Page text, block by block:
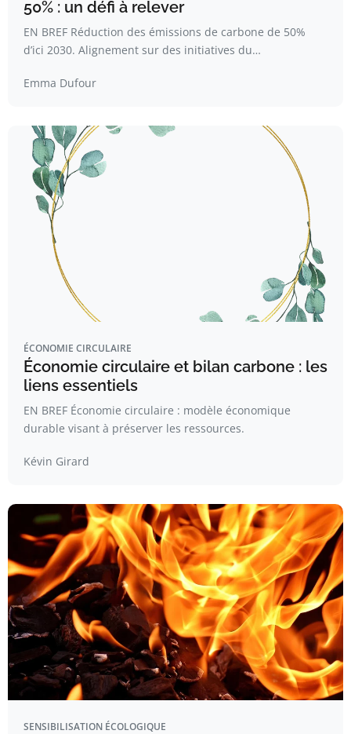
50% : un défi à relever
EN BREF Réduction des émissions de carbone de 50%
d’ici 2030. Alignement sur des initiatives du…
Emma Dufour
ÉCONOMIE CIRCULAIRE
Économie circulaire et bilan carbone : les
liens essentiels
EN BREF Économie circulaire : modèle économique
durable visant à préserver les ressources.
Kévin Girard
SENSIBILISATION ÉCOLOGIQUE